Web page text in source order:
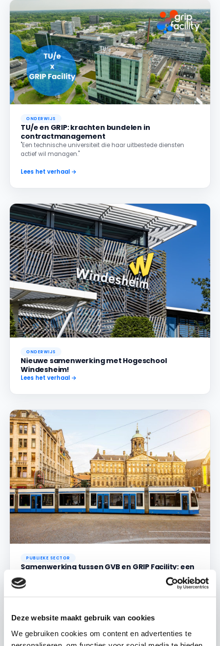
Deze website maakt gebruik van cookies
We gebruiken cookies om content en advertenties te
ONDERWIJS
TU/e en GRIP: krachten bundelen in
contractmanagement
"Een technische universiteit die haar uitbestede diensten
actief wil managen."
Lees het verhaal →
ONDERWIJS
Nieuwe samenwerking met Hogeschool
Windesheim!
Lees het verhaal →
PUBLIEKE SECTOR
Samenwerking tussen GVB en GRIP Facility: een
strategische stap voorwaarts
Lees het verhaal →